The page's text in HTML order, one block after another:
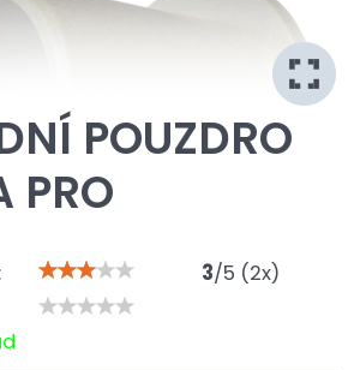
POUZDRO
PRO
3/5 (2x)